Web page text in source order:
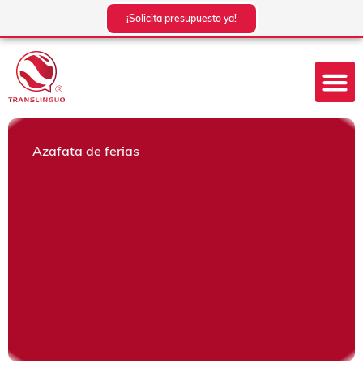
contenido
¡Solicita presupuesto ya!
Azafata de ferias